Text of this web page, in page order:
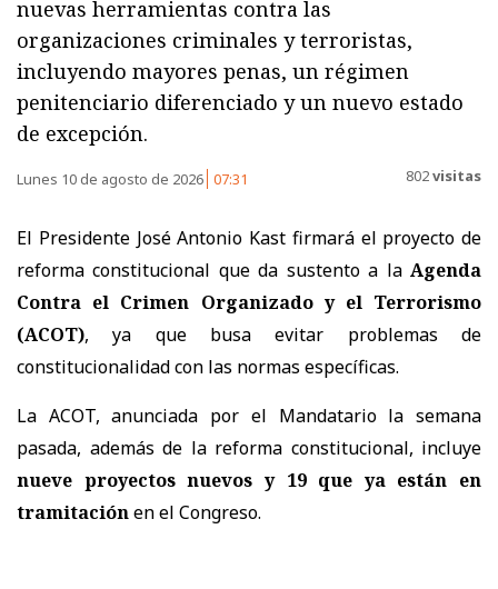
nuevas herramientas contra las
organizaciones criminales y terroristas,
incluyendo mayores penas, un régimen
penitenciario diferenciado y un nuevo estado
de excepción.
Lunes 10 de agosto de 2026 07:31 802visitas
El Presidente José Antonio Kast firmará el proyecto de
reforma constitucional que da sustento a la Agenda
Contra el Crimen Organizado y el Terrorismo
(ACOT), ya que busa evitar problemas de
constitucionalidad con las normas específicas.
La ACOT, anunciada por el Mandatario la semana
pasada, además de la reforma constitucional, incluye
nueve proyectos nuevos y 19 que ya están en
tramitaciónen el Congreso.